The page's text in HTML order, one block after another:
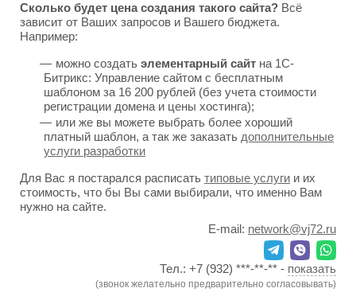
Сколько будет цена создания такого сайта? Всё
зависит от Ваших запросов и Вашего бюджета.
Например:
можно создать элементарный сайт на 1С-
Битрикс: Управление сайтом с бесплатным
шаблоном за 16 200 рублей (без учета стоимости
регистрации домена и цены хостинга);
или же вы можете выбрать более хороший
платный шаблон, а так же заказать дополнительные
услуги разработки
Для Вас я постарался расписать типовые услуги и их
стоимость, что бы Вы сами выбирали, что именно Вам
нужно на сайте.
E-mail: network@vj72.ru
Тел.: +7 (932) ***-**-** - показать
(звонок желательно предварительно согласовывать)